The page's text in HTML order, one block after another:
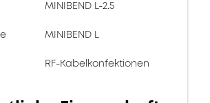
MINIBEND L-2.5
MINIBEND L
RF-Kabelkonfektionen